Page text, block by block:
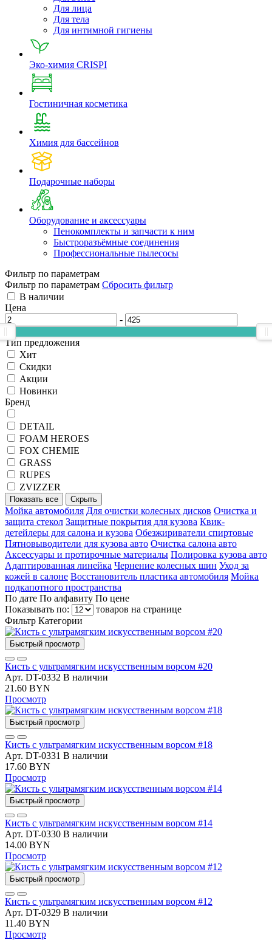
Для лица
Для тела
Для интимной гигиены
Эко-химия CRISPI
Гостиничная косметика
Химия для бассейнов
Подарочные наборы
Оборудование и аксессуары
Пенокомплекты и запчасти к ним
Быстроразъёмные соединения
Профессиональные пылесосы
Фильтр по параметрам
Фильтр по параметрам Сбросить фильтр
В наличии
Цена
-
Тип предложения
Хит
Скидки
Акции
Новинки
Бренд
DETAIL
FOAM HEROES
FOX CHEMIE
GRASS
RUPES
ZVIZZER
Показать все Скрыть
Мойка автомобиля Для очистки колесных дисков Очистка и
защита стекол Защитные покрытия для кузова Квик-
детейлеры для салона и кузова Обезжириватели спиртовые
Пятновыводители для кузова авто Очистка салона авто
Аксессуары и протирочные материалы Полировка кузова авто
Адаптированная линейка Чернение колесных шин Уход за
кожей в салоне Восстановитель пластика автомобиля Мойка
подкапотного пространства
По дате По алфавиту По цене
Показывать по:
товаров на странице
Фильтр Категории
Быстрый просмотр
Кисть с ультрамягким искусственным ворсом #20
Арт. DT-0332 В наличии
21.60 BYN
Просмотр
Быстрый просмотр
Кисть с ультрамягким искусственным ворсом #18
Арт. DT-0331 В наличии
17.60 BYN
Просмотр
Быстрый просмотр
Кисть с ультрамягким искусственным ворсом #14
Арт. DT-0330 В наличии
14.00 BYN
Просмотр
Быстрый просмотр
Кисть с ультрамягким искусственным ворсом #12
Арт. DT-0329 В наличии
11.40 BYN
Просмотр